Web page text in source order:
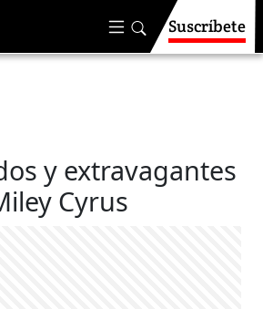
Suscríbete
y extravagantes
Cyrus